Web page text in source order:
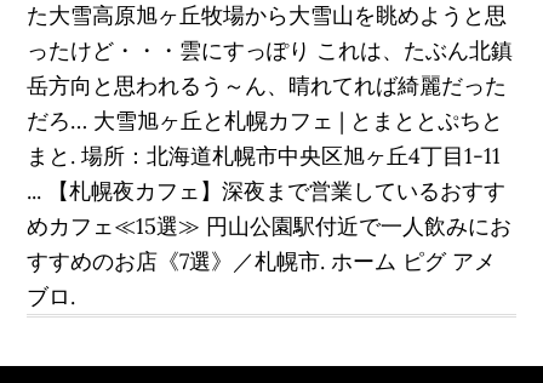
た大雪高原旭ヶ丘牧場から大雪山を眺めようと思
ったけど・・・雲にすっぽり これは、たぶん北鎮
岳方向と思われるう～ん、晴れてれば綺麗だった
だろ… 大雪旭ヶ丘と札幌カフェ | とまととぷちと
まと. 場所：北海道札幌市中央区旭ヶ丘4丁目1-11
... 【札幌夜カフェ】深夜まで営業しているおすす
めカフェ≪15選≫ 円山公園駅付近で一人飲みにお
すすめのお店《7選》／札幌市. ホーム ピグ アメ
ブロ.